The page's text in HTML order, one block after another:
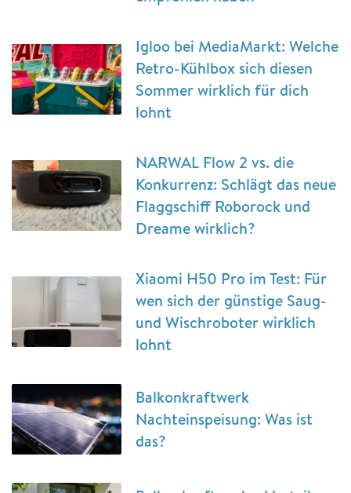
Igloo bei MediaMarkt: Welche
Retro-Kühlbox sich diesen
Sommer wirklich für dich
lohnt
NARWAL Flow 2 vs. die
Konkurrenz: Schlägt das neue
Flaggschiff Roborock und
Dreame wirklich?
Xiaomi H50 Pro im Test: Für
wen sich der günstige Saug-
und Wischroboter wirklich
lohnt
Balkonkraftwerk
Nachteinspeisung: Was ist
das?